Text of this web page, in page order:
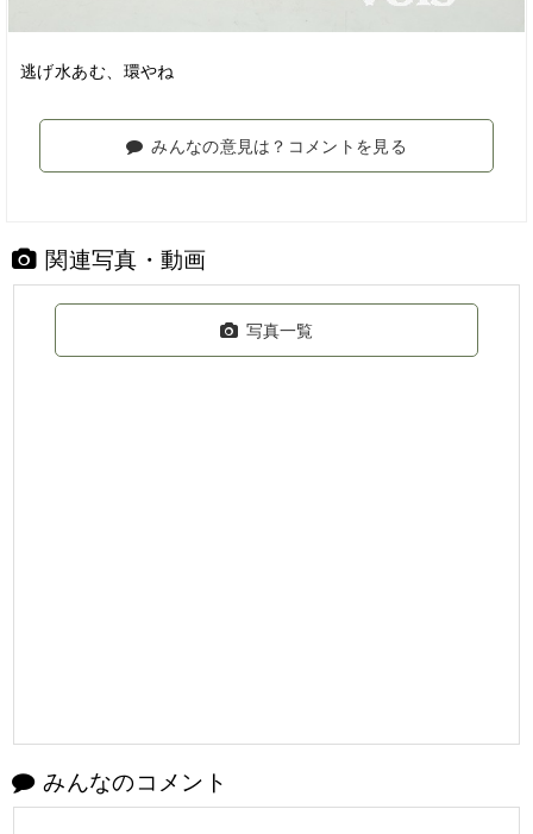
逃げ水あむ、環やね
みんなの意見は？コメントを見る
関連写真・動画
写真一覧
みんなのコメント